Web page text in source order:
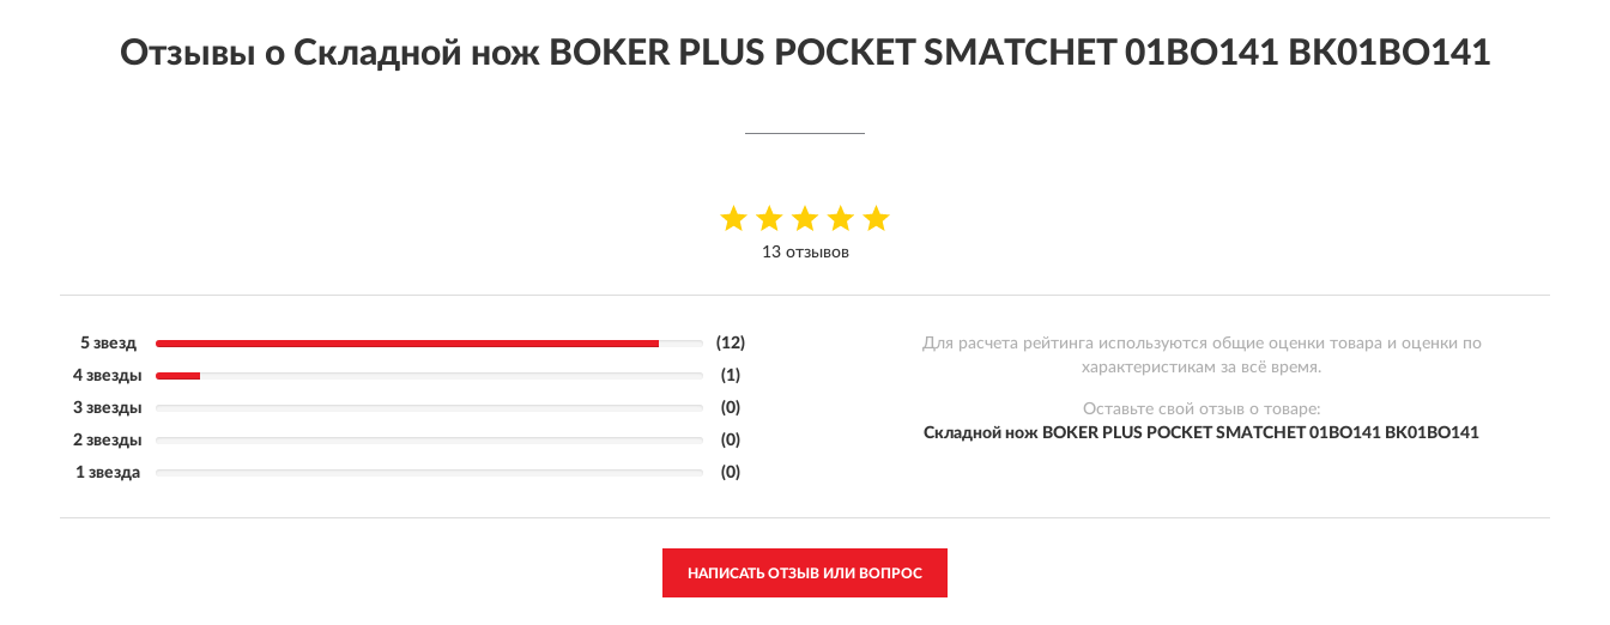
Отзывы о Складной нож BOKER PLUS POCKET SMATCHET 01BO141 BK01BO141
13 отзывов
5 звезд
(12)
4 звезды
(1)
3 звезды
(0)
2 звезды
(0)
1 звезда
(0)
Для расчета рейтинга используются общие оценки товара и оценки по
характеристикам за всё время.
Оставьте свой отзыв о товаре:
Складной нож BOKER PLUS POCKET SMATCHET 01BO141 BK01BO141
НАПИСАТЬ ОТЗЫВ ИЛИ ВОПРОС